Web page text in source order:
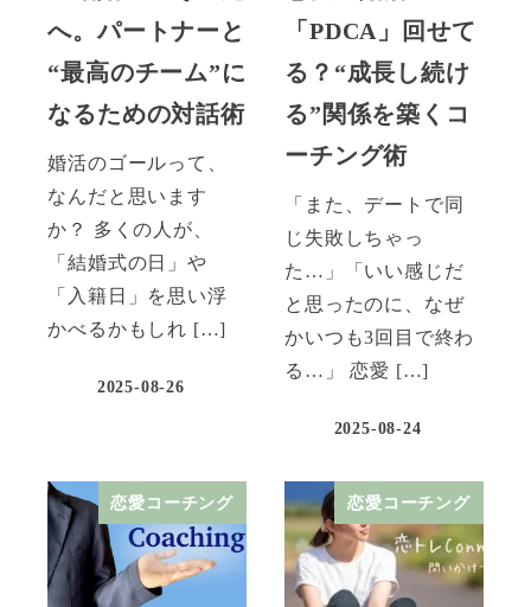
へ。パートナーと
“最高のチーム”に
なるための対話術
婚活のゴールって、
なんだと思います
か？ 多くの人が、
「結婚式の日」や
「入籍日」を思い浮
かべるかもしれ […]
2025-08-26
「PDCA」回せて
る？“成長し続け
る”関係を築くコ
ーチング術
「また、デートで同
じ失敗しちゃっ
た…」「いい感じだ
と思ったのに、なぜ
かいつも3回目で終わ
る…」 恋愛 […]
2025-08-24
恋愛コーチング 恋愛コーチング